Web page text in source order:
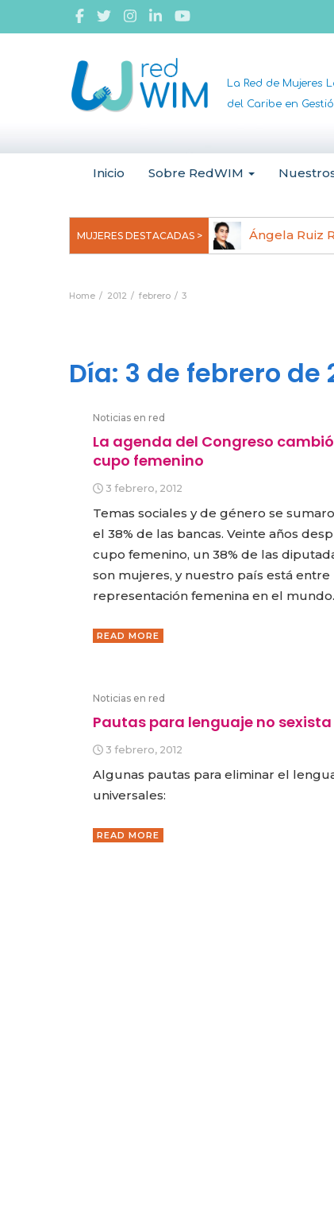
La Red de Mujeres
del Caribe en
Inicio Sobre RedWIM
MUJERES DESTACADAS >
Uchegbu, pionera en
Ángela Ruiz
Home 2012 febrero 3
Día: 3 de febrero de
Noticias en red
La agenda del Congreso
cupo femenino
3 febrero, 2012
Temas sociales y de género se
el 38% de las bancas. Veinte años
cupo femenino, un 38% de las
son mujeres, y nuestro país está
representación femenina en el mundo.
READ MORE
Noticias en red
Pautas para lenguaje no sexista
3 febrero, 2012
Algunas pautas para eliminar el
universales:
READ MORE